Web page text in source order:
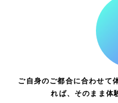
ご自身のご都合に合わせて
れば、そのまま体